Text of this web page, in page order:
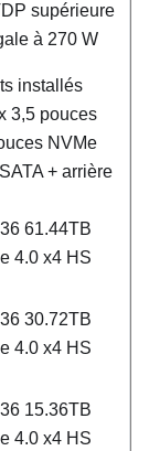
supérieure
à 270 W
installés
3,5 pouces
NVMe
+ arrière
61.44TB
4.0 x4 HS
30.72TB
4.0 x4 HS
15.36TB
4.0 x4 HS